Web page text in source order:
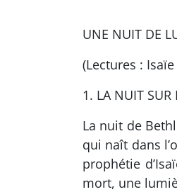
UNE NUIT DE
(Lectures :
1. LA NUIT SUR
La nuit de
qui naît dans
prophétie
mort, une